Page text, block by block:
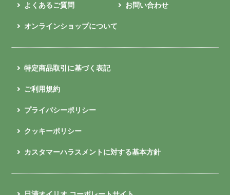
よくあるご質問 お問い合わせ
オンラインショップについて
特定商品取引に基づく表記
ご利用規約
プライバシーポリシー
クッキーポリシー
カスタマーハラスメントに対する基本方針